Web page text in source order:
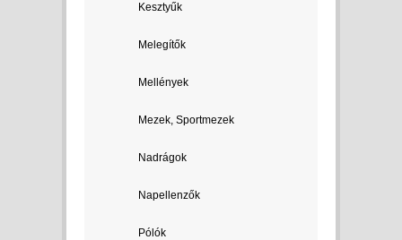
Kesztyűk
Melegítők
Mellények
Mezek, Sportmezek
Nadrágok
Napellenzők
Pólók